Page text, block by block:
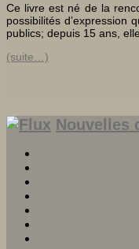
Ce livre est né de la
possibilités d’expression
publics; depuis 15 ans,
(suite…)
Nouvelles